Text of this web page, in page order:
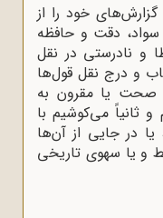
خود را از
دقت و حافظه
و نادرستی در نقل
و درج نقل قول‌ها
صحت یا مقرون به
ثانیاً می‌کوشیم با
یا در جایی از آن‌ها
و یا سهوی تاریخی